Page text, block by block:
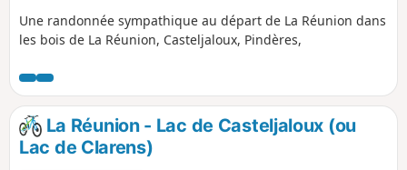
Une randonnée sympathique au départ de La Réunion dans
les bois de La Réunion, Casteljaloux, Pindères,
La Réunion - Lac de Casteljaloux (ou
Lac de Clarens)